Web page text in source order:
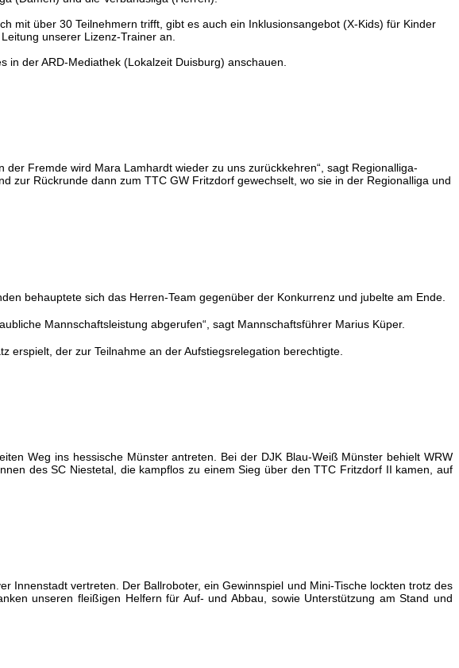
mit über 30 Teilnehmern trifft, gibt es auch ein Inklusionsangebot (X-Kids) für Kinder
unserer Lizenz-Trainer an.
in der ARD-Mediathek (Lokalzeit Duisburg) anschauen.
Fremde wird Mara Lamhardt wieder zu uns zurückkehren“, sagt Regionalliga-
zur Rückrunde dann zum TTC GW Fritzdorf gewechselt, wo sie in der Regionalliga und
behauptete sich das Herren-Team gegenüber der Konkurrenz und jubelte am Ende.
Mannschaftsleistung abgerufen“, sagt Mannschaftsführer Marius Küper.
erspielt, der zur Teilnahme an der Aufstiegsrelegation berechtigte.
Weg ins hessische Münster antreten. Bei der DJK Blau-Weiß Münster behielt WRW
des SC Niestetal, die kampflos zu einem Sieg über den TTC Fritzdorf II kamen, auf
Innenstadt vertreten. Der Ballroboter, ein Gewinnspiel und Mini-Tische lockten trotz des
unseren fleißigen Helfern für Auf- und Abbau, sowie Unterstützung am Stand und